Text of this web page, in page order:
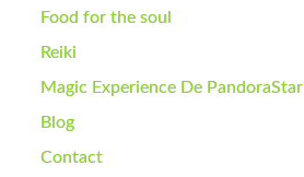
Food for the soul
Reiki
Magic Experience De PandoraStar
Blog
Contact